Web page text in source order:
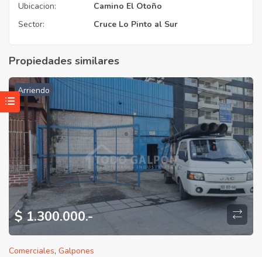
Ubicacion:
Camino El Otoño
Sector:
Cruce Lo Pinto al Sur
Propiedades similares
Arriendo
$ 1.300.000.-
Comerciales, Galpones